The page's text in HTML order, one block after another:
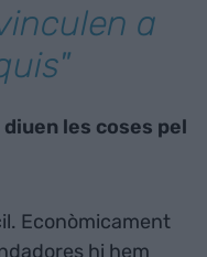
a
les coses pel
Econòmicament
hi hem